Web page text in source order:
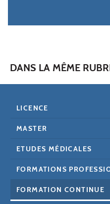
DANS LA MÊME
LICENCE
MASTER
ETUDES MÉDICALES
FORMATIONS
FORMATION CONTINUE